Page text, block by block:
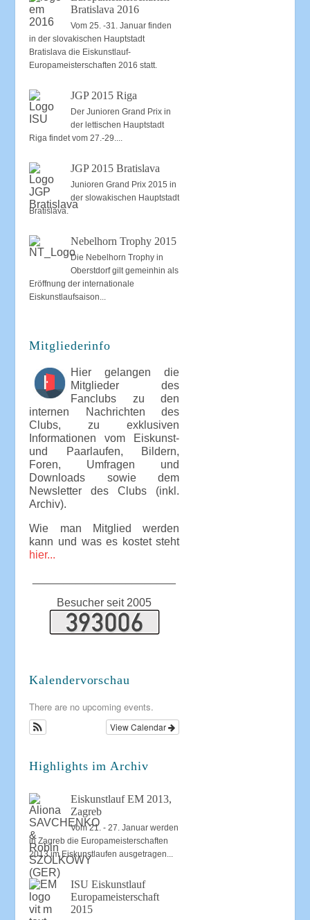
Bratislava 2016
Vom 25. -31. Januar finden
in der slovakischen Hauptstadt
Bratislava die Eiskunstlauf-
Europameisterschaften 2016 statt.
JGP 2015 Riga
Der Junioren Grand Prix in
der lettischen Hauptstadt
Riga findet vom 27.-29....
JGP 2015 Bratislava
Junioren Grand Prix 2015 in
der slowakischen Hauptstadt
Bratislava.
Nebelhorn Trophy 2015
Die Nebelhorn Trophy in
Oberstdorf gilt gemeinhin als
Eröffnung der internationale
Eiskunstlaufsaison...
Mitgliederinfo
Hier gelangen die
Mitglieder des
Fanclubs zu den
internen Nachrichten des
Clubs, zu exklusiven
Informationen vom Eiskunst-
und Paarlaufen, Bildern,
Foren, Umfragen und
Downloads sowie dem
Newsletter des Clubs (inkl.
Archiv).
Wie man Mitglied werden
kann und was es kostet steht
hier...
Besucher seit 2005
Kalendervorschau
There are no upcoming events.
View Calendar
Highlights im Archiv
Eiskunstlauf EM 2013,
Zagreb
Vom 21. - 27. Januar werden
in Zagreb die Europameisterschaften
2013 im Eiskunstlaufen ausgetragen...
ISU Eiskunstlauf
Europameisterschaft
2015